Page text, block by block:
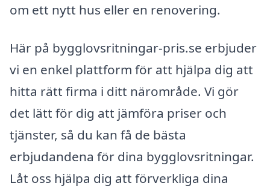
om ett nytt hus eller en renovering.
Här på bygglovsritningar-pris.se erbjuder
vi en enkel plattform för att hjälpa dig att
hitta rätt firma i ditt närområde. Vi gör
det lätt för dig att jämföra priser och
tjänster, så du kan få de bästa
erbjudandena för dina bygglovsritningar.
Låt oss hjälpa dig att förverkliga dina